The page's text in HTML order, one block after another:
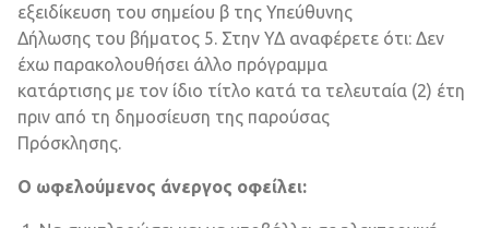
εξειδίκευση του σημείου β της Υπεύθυνης
Δήλωσης του βήματος 5. Στην ΥΔ αναφέρετε ότι: Δεν
έχω παρακολουθήσει άλλο πρόγραμμα
κατάρτισης με τον ίδιο τίτλο κατά τα τελευταία (2) έτη
πριν από τη δημοσίευση της παρούσας
Πρόσκλησης.
Ο ωφελούμενος άνεργος οφείλει: